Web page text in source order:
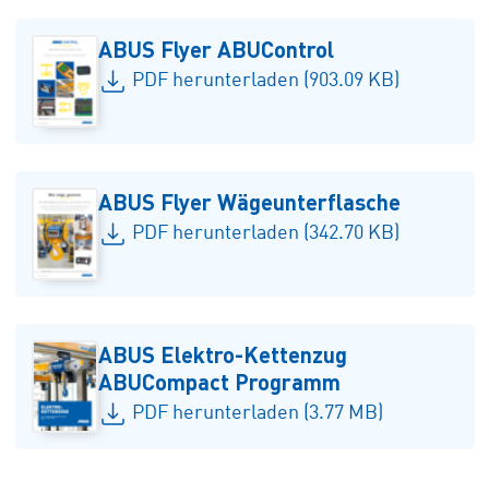
ABUS Flyer ABUControl
PDF herunterladen (903.09 KB)
ABUS Flyer Wägeunterflasche
PDF herunterladen (342.70 KB)
ABUS Elektro-Kettenzug
ABUCompact Programm
PDF herunterladen (3.77 MB)